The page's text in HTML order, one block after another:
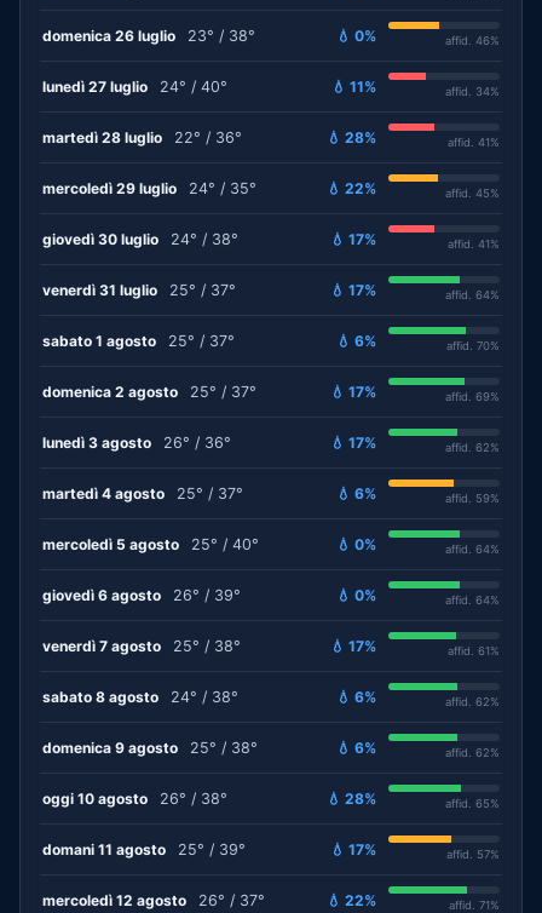
domenica 26 luglio 23° / 38° 💧 0% affid. 46%
lunedì 27 luglio 24° / 40° 💧 11% affid. 34%
martedì 28 luglio 22° / 36° 💧 28% affid. 41%
mercoledì 29 luglio 24° / 35° 💧 22% affid. 45%
giovedì 30 luglio 24° / 38° 💧 17% affid. 41%
venerdì 31 luglio 25° / 37° 💧 17% affid. 64%
sabato 1 agosto 25° / 37° 💧 6% affid. 70%
domenica 2 agosto 25° / 37° 💧 17% affid. 69%
lunedì 3 agosto 26° / 36° 💧 17% affid. 62%
martedì 4 agosto 25° / 37° 💧 6% affid. 59%
mercoledì 5 agosto 25° / 40° 💧 0% affid. 64%
giovedì 6 agosto 26° / 39° 💧 0% affid. 64%
venerdì 7 agosto 25° / 38° 💧 17% affid. 61%
sabato 8 agosto 24° / 38° 💧 6% affid. 62%
domenica 9 agosto 25° / 38° 💧 6% affid. 62%
oggi 10 agosto 26° / 38° 💧 28% affid. 65%
domani 11 agosto 25° / 39° 💧 17% affid. 57%
mercoledì 12 agosto 26° / 37° 💧 22% affid. 71%